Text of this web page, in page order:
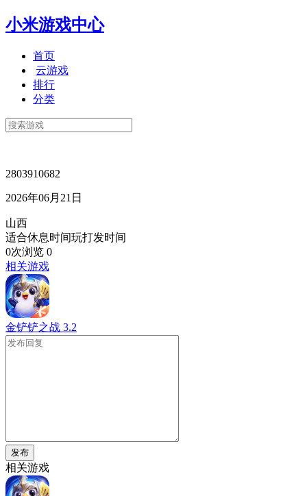
小米游戏中心
首页
云游戏
排行
分类
2803910682
2026年06月21日
山西
适合休息时间玩打发时间
0次浏览 0
相关游戏
金铲铲之战 3.2
发布
相关游戏